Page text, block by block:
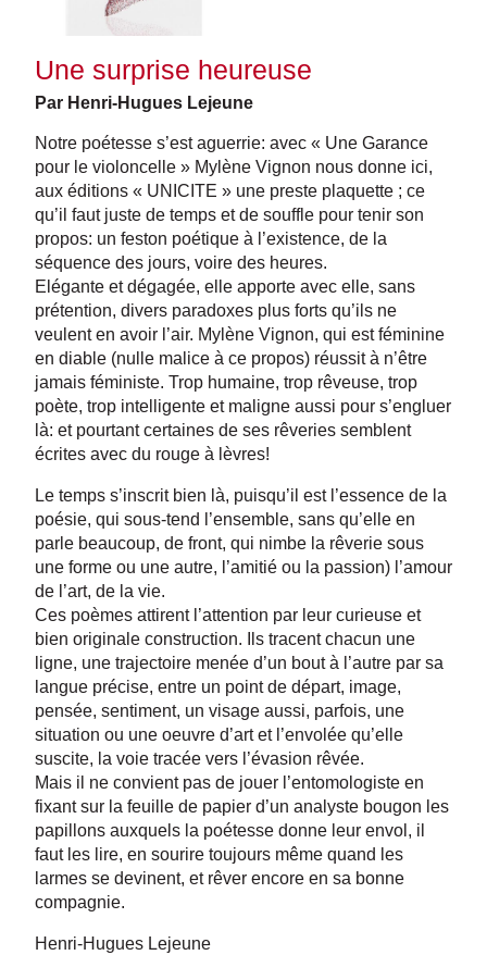
Une surprise heureuse
Par Henri-Hugues Lejeune
Notre poétesse s’est aguerrie: avec « Une Garance
pour le violoncelle » Mylène Vignon nous donne ici,
aux éditions « UNICITE » une preste plaquette ; ce
qu’il faut juste de temps et de souffle pour tenir son
propos: un feston poétique à l’existence, de la
séquence des jours, voire des heures.
Elégante et dégagée, elle apporte avec elle, sans
prétention, divers paradoxes plus forts qu’ils ne
veulent en avoir l’air. Mylène Vignon, qui est féminine
en diable (nulle malice à ce propos) réussit à n’être
jamais féministe. Trop humaine, trop rêveuse, trop
poète, trop intelligente et maligne aussi pour s’engluer
là: et pourtant certaines de ses rêveries semblent
écrites avec du rouge à lèvres!
Le temps s’inscrit bien là, puisqu’il est l’essence de la
poésie, qui sous-tend l’ensemble, sans qu’elle en
parle beaucoup, de front, qui nimbe la rêverie sous
une forme ou une autre, l’amitié ou la passion) l’amour
de l’art, de la vie.
Ces poèmes attirent l’attention par leur curieuse et
bien originale construction. Ils tracent chacun une
ligne, une trajectoire menée d’un bout à l’autre par sa
langue précise, entre un point de départ, image,
pensée, sentiment, un visage aussi, parfois, une
situation ou une oeuvre d’art et l’envolée qu’elle
suscite, la voie tracée vers l’évasion rêvée.
Mais il ne convient pas de jouer l’entomologiste en
fixant sur la feuille de papier d’un analyste bougon les
papillons auxquels la poétesse donne leur envol, il
faut les lire, en sourire toujours même quand les
larmes se devinent, et rêver encore en sa bonne
compagnie.
Henri-Hugues Lejeune